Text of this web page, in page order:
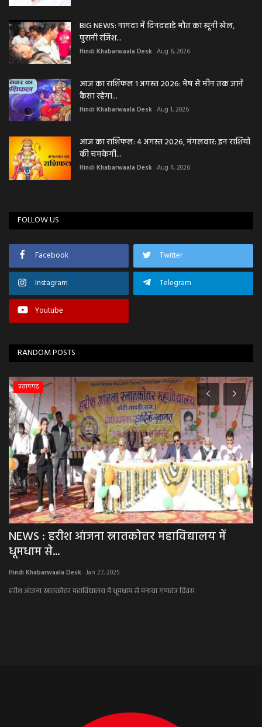
BIG NEWS: नागदा में दिनदहाड़े मौत का खूनी खेल,
पुरानी रंजिश...
Hindi Khabarwaala Desk Aug 6, 2026
आज का राशिफल 1 अगस्त 2026: मेष से मीन तक जानें
कैसा रहेगा...
Hindi Khabarwaala Desk Aug 1, 2026
आज का राशिफल: 4 अगस्त 2026, मंगलवार: इन राशियों
की चमकेगी...
Hindi Khabarwaala Desk Aug 4, 2026
FOLLOW US
Facebook Twitter
Instagram Telegram
Youtube
RANDOM POSTS
प्रतापगढ़
NEWS : हरीश आंजना स्नातकोत्तर महाविद्यालय में
धूमधाम से...
Hindi Khabarwaala Desk Jan 27, 2025
हरीश आंजना स्नातकोत्तर महाविद्यालय में धूमधाम से मनाया गणतंत्र दिवस